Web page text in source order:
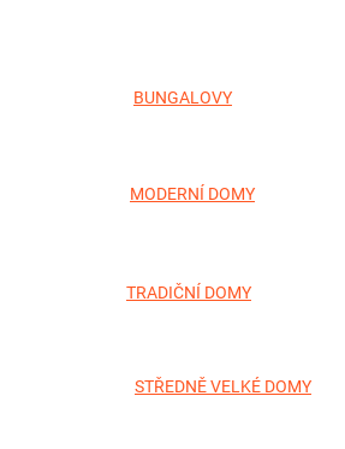
BUNGALOVY
MODERNÍ DOMY
TRADIČNÍ DOMY
STŘEDNĚ VELKÉ DOMY